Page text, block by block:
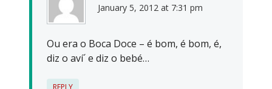
January 5, 2012 at 7:31 pm
Ou era o Boca Doce – é bom, é bom, é,
diz o aví´ e diz o bebé…
REPLY